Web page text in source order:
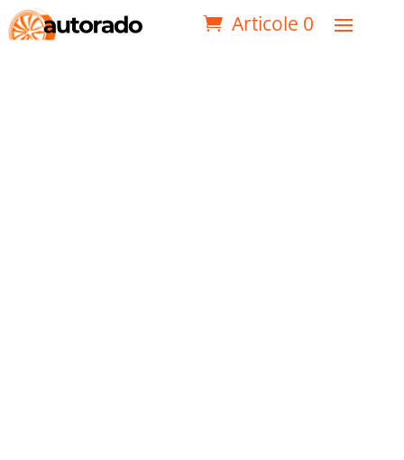
Articole 0